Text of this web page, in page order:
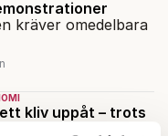
kräver omedelbara
kliv uppåt – trots